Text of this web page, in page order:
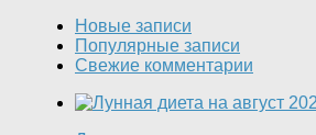
Новые записи
Популярные записи
Свежие комментарии